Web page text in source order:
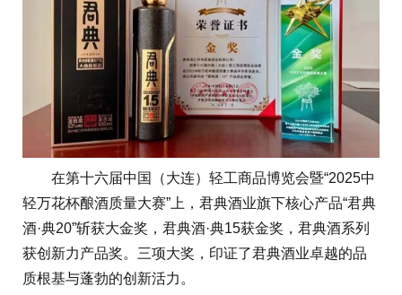
在第十六届中国（大连）轻工商品博览会暨“2025中
轻万花杯酿酒质量大赛”上，君典酒业旗下核心产品“君典
酒·典20”斩获大金奖，君典酒·典15获金奖，君典酒系列
获创新力产品奖。三项大奖，印证了君典酒业卓越的品
质根基与蓬勃的创新活力。